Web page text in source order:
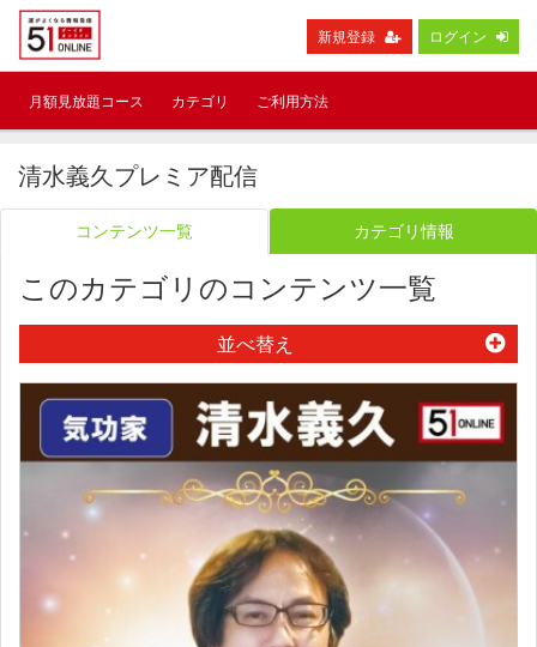
新規登録 ログイン
月額見放題コース カテゴリ ご利用方法
清水義久プレミア配信
コンテンツ一覧 カテゴリ情報
このカテゴリのコンテンツ一覧
並べ替え